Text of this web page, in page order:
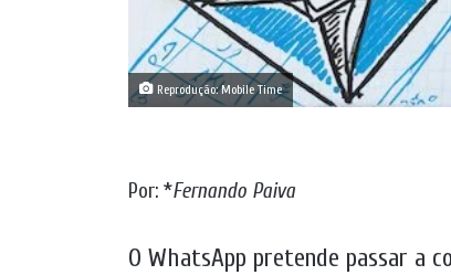
Reprodução: Mobile Time
Por: *Fernando Paiva
O WhatsApp pretende passar a